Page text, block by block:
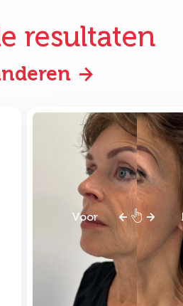
resultaten
Voor